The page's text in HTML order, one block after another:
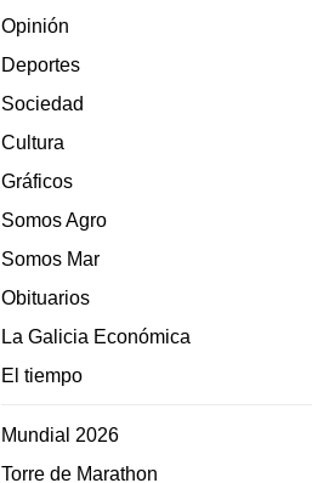
Opinión
Deportes
Sociedad
Cultura
Gráficos
Somos Agro
Somos Mar
Obituarios
La Galicia Económica
El tiempo
Mundial 2026
Torre de Marathon